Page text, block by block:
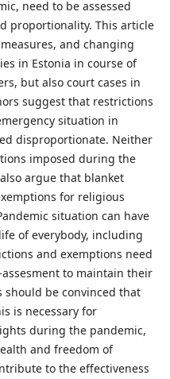
need to be assessed
proportionality. This article
and changing
in Estonia in course of
but also court cases in
suggest that restrictions
situation in
disproportionate. Neither
imposed during the
argue that blanket
for religious
situation can have
of everybody, including
and exemptions need
to maintain their
be convinced that
is necessary for
during the pandemic,
and freedom of
to the effectiveness